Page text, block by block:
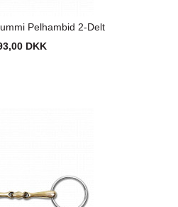
Pelhambid 2-Delt
DKK